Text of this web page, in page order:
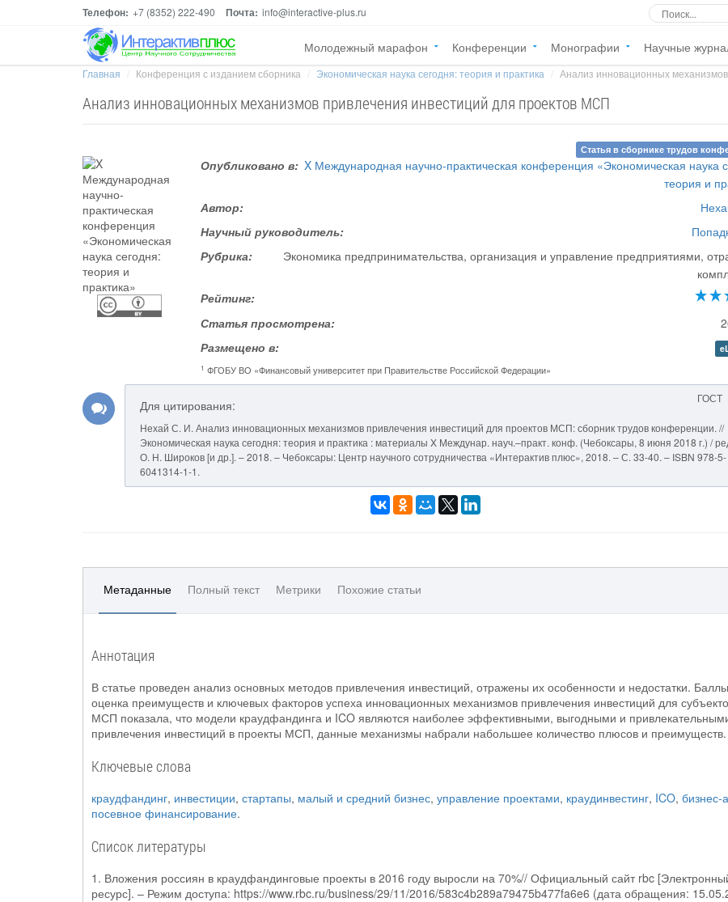
Телефон: +7 (8352) 222-490 Почта: info@interactive-plus.ru
Молодежный марафон Конференции Монографии Научные
Главная Конференция с изданием сборника Экономическая наука сегодня: теория и практика Анализ инновационных механизмов
Анализ инновационных механизмов привлечения инвестиций для проектов МСП
Статья в сборнике трудов
Опубликовано в: X Международная научно-практическая конференция «Экономическая наука
теория и
Автор:
Научный руководитель:
Рубрика:
Экономика предпринимательства, организация и управление предприятиями,
Рейтинг:
Статья просмотрена:
Размещено в:
1 ФГОБУ ВО «Финансовый университет при Правительстве Российской Федерации»
ГОСТ
Для цитирования:
Нехай С. И. Анализ инновационных механизмов привлечения инвестиций для проектов МСП: сборник трудов конференции. //
Экономическая наука сегодня: теория и практика : материалы X Междунар. науч.–практ. конф. (Чебоксары, 8 июня 2018 г.) /
О. Н. Широков [и др.]. – 2018. – Чебоксары: Центр научного сотрудничества «Интерактив плюс», 2018. – С. 33-40. – ISBN 978-5-
6041314-1-1.
Метаданные Полный текст Метрики Похожие статьи
Аннотация
В статье проведен анализ основных методов привлечения инвестиций, отражены их особенности и недостатки.
оценка преимуществ и ключевых факторов успеха инновационных механизмов привлечения инвестиций для
МСП показала, что модели краудфандинга и ICO являются наиболее эффективными, выгодными и
привлечения инвестиций в проекты МСП, данные механизмы набрали набольшее количество плюсов и преимуществ.
Ключевые слова
краудфандинг, инвестиции, стартапы, малый и средний бизнес, управление проектами, краудинвестинг, ICO, бизнес-
посевное финансирование.
Список литературы
1. Вложения россиян в краудфандинговые проекты в 2016 году выросли на 70%// Официальный сайт rbc
ресурс]. – Режим доступа: https://www.rbc.ru/business/29/11/2016/583c4b289a79475b477fa6e6 (дата обращения: